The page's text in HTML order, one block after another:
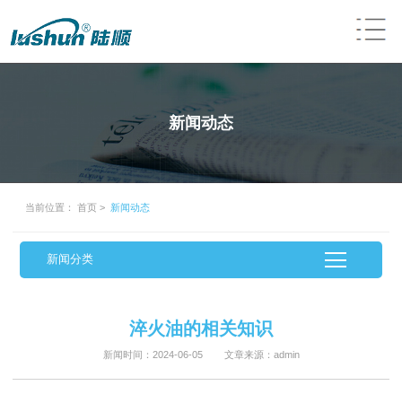
新闻动态
当前位置： 首页 > 新闻动态
新闻分类
淬火油的相关知识
新闻时间：2024-06-05 文章来源：admin